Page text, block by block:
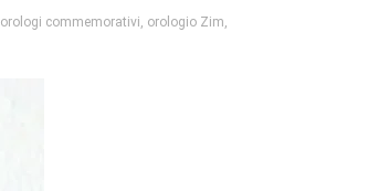
orologi commemorativi, orologio Zim,